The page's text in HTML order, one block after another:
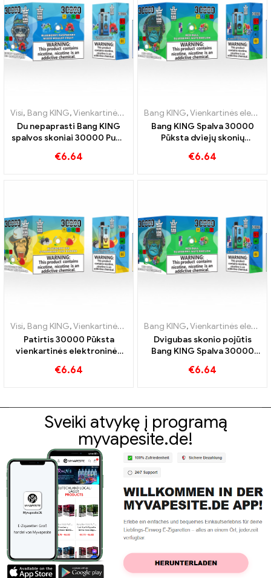
Visi, Bang KING,Vienkartinės elektroninės cigaretės Lietuva ,
Du nepaprasti Bang KING
spalvos skoniai 30000 Puffs
mišrus ir supelijęs vaisius
€6.64
Bang KING,Vienkartinės elektroninės cigaretės Lietuva
Bang KING Spalva 30000
Pūksta dviejų skonių
Bull Energy Watermelon
€6.64
Visi, Bang KING,Vienkartinės elektroninės cigaretės Lietuva ,
Patirtis 30000 Pūksta
vienkartinės elektroninės
malonumas Blueberry Ice ir
€6.64
Bang KING,Vienkartinės elektroninės cigaretės
Dvigubas skonio pojūtis
Bang KING Spalva 30000
Watermelon 30000 Pūksta
€6.64
Sveiki atvykę į programą
myvapesite.de!